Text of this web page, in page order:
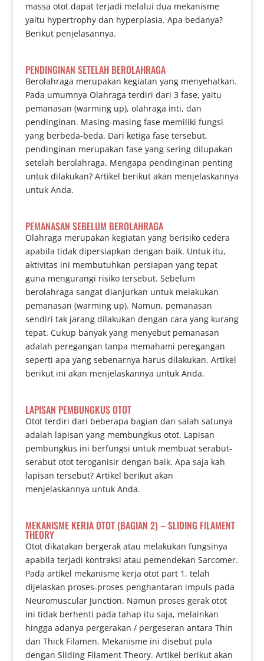
massa otot dapat terjadi melalui dua mekanisme
yaitu hypertrophy dan hyperplasia. Apa bedanya?
Berikut penjelasannya.
PENDINGINAN SETELAH BEROLAHRAGA
Berolahraga merupakan kegiatan yang menyehatkan.
Pada umumnya Olahraga terdiri dari 3 fase, yaitu
pemanasan (warming up), olahraga inti, dan
pendinginan. Masing-masing fase memiliki fungsi
yang berbeda-beda. Dari ketiga fase tersebut,
pendinginan merupakan fase yang sering dilupakan
setelah berolahraga. Mengapa pendinginan penting
untuk dilakukan? Artikel berikut akan menjelaskannya
untuk Anda.
PEMANASAN SEBELUM BEROLAHRAGA
Olahraga merupakan kegiatan yang berisiko cedera
apabila tidak dipersiapkan dengan baik. Untuk itu,
aktivitas ini membutuhkan persiapan yang tepat
guna mengurangi risiko tersebut. Sebelum
berolahraga sangat dianjurkan untuk melakukan
pemanasan (warming up). Namun, pemanasan
sendiri tak jarang dilakukan dengan cara yang kurang
tepat. Cukup banyak yang menyebut pemanasan
adalah peregangan tanpa memahami peregangan
seperti apa yang sebenarnya harus dilakukan. Artikel
berikut ini akan menjelaskannya untuk Anda.
LAPISAN PEMBUNGKUS OTOT
Otot terdiri dari beberapa bagian dan salah satunya
adalah lapisan yang membungkus otot. Lapisan
pembungkus ini berfungsi untuk membuat serabut-
serabut otot teroganisir dengan baik. Apa saja kah
lapisan tersebut? Artikel berikut akan
menjelaskannya untuk Anda.
MEKANISME KERJA OTOT (BAGIAN 2) – SLIDING FILAMENT
THEORY
Otot dikatakan bergerak atau melakukan fungsinya
apabila terjadi kontraksi atau pemendekan Sarcomer.
Pada artikel mekanisme kerja otot part 1, telah
dijelaskan proses-proses penghantaran impuls pada
Neuromuscular Junction. Namun proses gerak otot
ini tidak berhenti pada tahap itu saja, melainkan
hingga adanya pergerakan / pergeseran antara Thin
dan Thick Filamen. Mekanisme ini disebut pula
dengan Sliding Filament Theory. Artikel berikut akan